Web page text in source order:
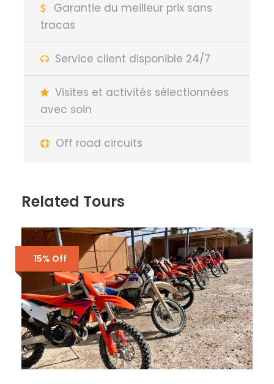
Garantie du meilleur prix sans
tracas
Service client disponible 24/7
Visites et activités sélectionnées
avec soin
Off road circuits
Related Tours
15% Off